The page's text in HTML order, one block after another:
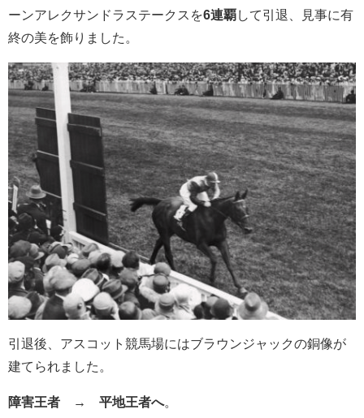
ーンアレクサンドラステークスを6連覇して引退、見事に有
終の美を飾りました。
引退後、アスコット競馬場にはブラウンジャックの銅像が
建てられました。
障害王者 → 平地王者へ。